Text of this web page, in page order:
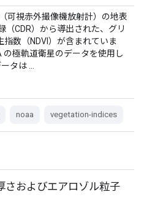
可視赤外撮像機放射計）の地表
（CDR）から導出された、グリ
数（NDVI）が含まれていま
極軌道衛星のデータを使用し
タは …
noaa vegetation-indices
さおよびエアロゾル粒子